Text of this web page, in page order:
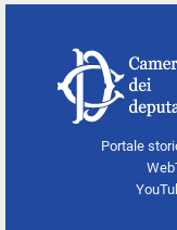
Portale